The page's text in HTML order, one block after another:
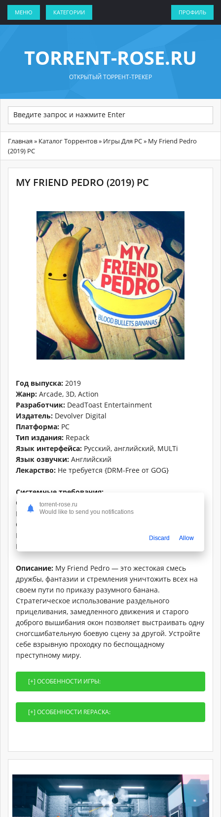
МЕНЮ КАТЕГОРИИ ПРОФИЛЬ
TORRENT-ROSE.RU
ОТКРЫТЫЙ ТОРРЕНТ-ТРЕКЕР
Главная » Каталог Торрентов» Игры Для PC» My Friend Pedro
(2019) PC
MY FRIEND PEDRO (2019) PC
Год выпуска: 2019
Жанр: Arcade, 3D, Action
Разработчик: DeadToast Entertainment
Издатель: Devolver Digital
Платформа: PC
Тип издания: Repack
Язык интерфейса: Русский, английский, MULTi
Язык озвучки: Aнглийский
Лекарство: Не требуется {DRM-Free от GOG}
Системные требования:
ОС: Windows 7/8/10 (x64)
Процессор: Intel Core i3-530 (2 * 2930) or equivalent
Оперативная память: 4 GB ОЗУ
Видеокарта: GeForce GT 440 (1024 MB)
Место на диске: 3.6 GB
Описание: My Friend Pedro — это жестокая смесь
дружбы, фантазии и стремления уничтожить всех на
своем пути по приказу разумного банана.
Стратегическое использование раздельного
прицеливания, замедленного движения и старого
доброго вышибания окон позволяет выстраивать одну
сногсшибательную боевую сцену за другой. Устройте
себе взрывную проходку по беспощадному
преступному миру.
torrent-rose.ru
Would like to send you notifications
Discard Allow